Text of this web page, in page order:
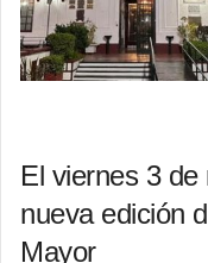
El viernes 3
nueva edición
Mayor